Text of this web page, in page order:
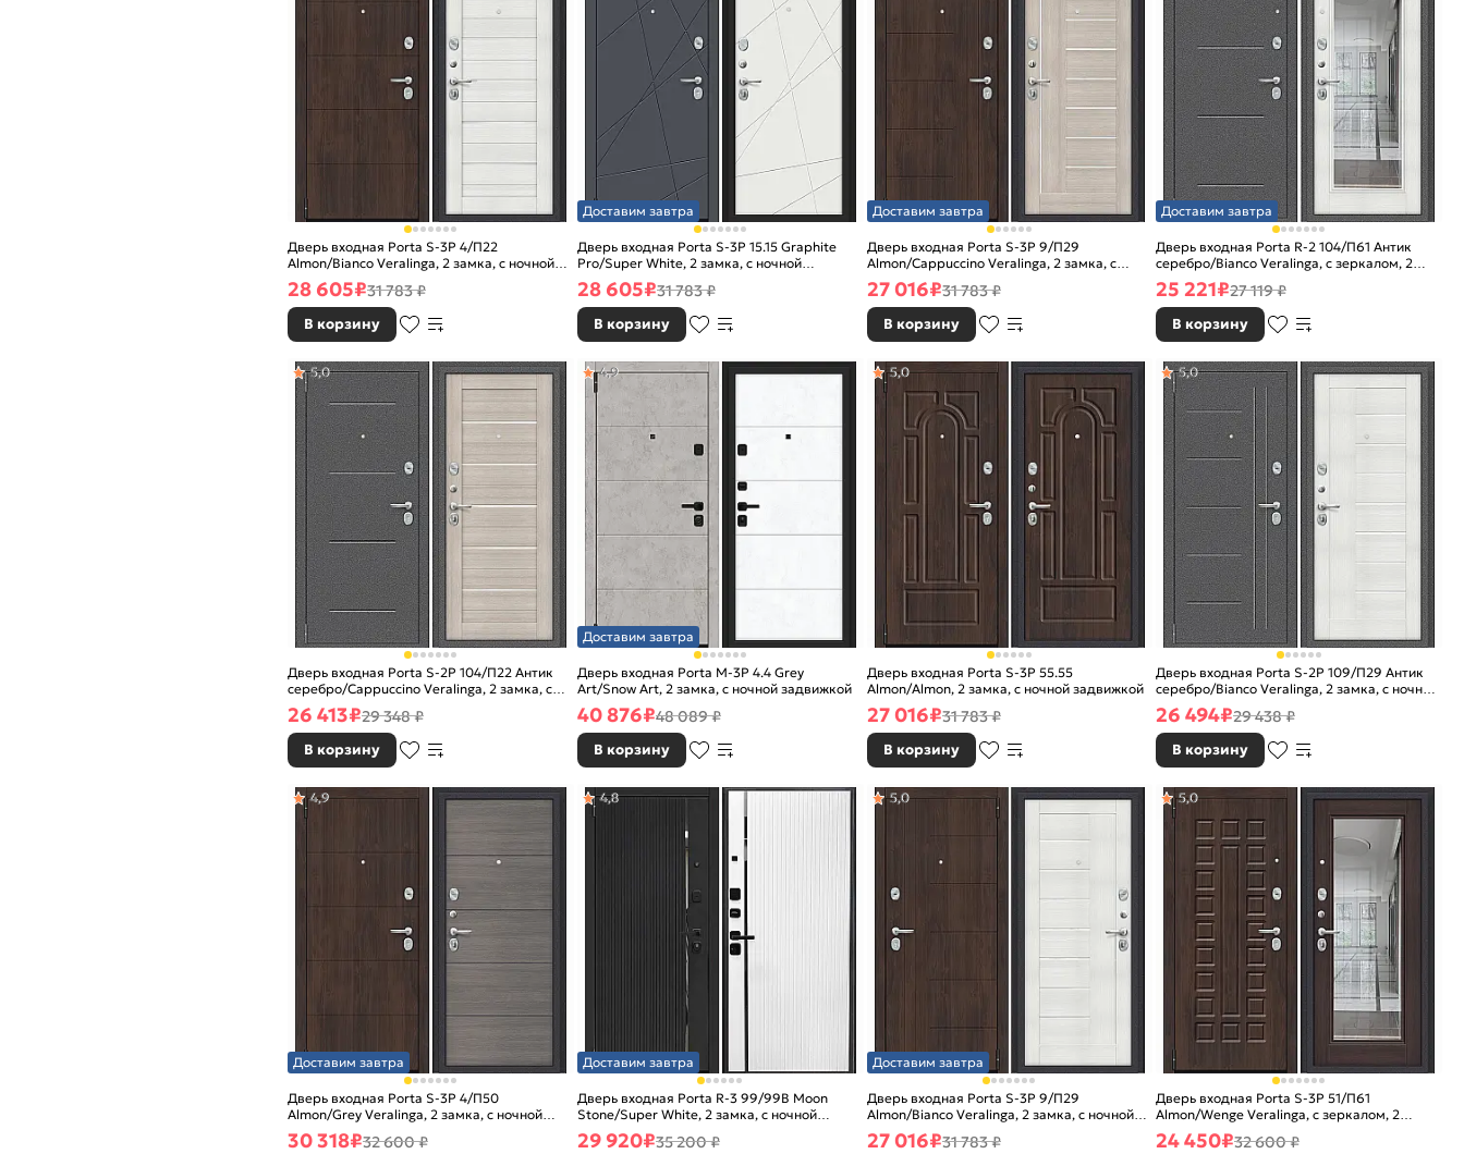
Дверь входная Porta S-3P 4/П22
Almon/Bianco Veralinga, 2 замка, с ночной
задвижкой
28 605₽31 783 ₽
В корзину
Доставим завтра
Дверь входная Porta S-3P 15.15 Graphite
Pro/Super White, 2 замка, с ночной
задвижкой
28 605₽31 783 ₽
В корзину
Доставим завтра
Дверь входная Porta S-3P 9/П29
Almon/Cappuccino Veralinga, 2 замка, с
ночной задвижкой
27 016₽31 783 ₽
В корзину
Доставим завтра
Дверь входная Porta R-2 104/П61 Антик
серебро/Bianco Veralinga, с зеркалом, 2
замка, с ночной задвижкой
25 221₽27 119 ₽
В корзину
Дверь входная Porta S-2P 104/П22 Антик
серебро/Cappuccino Veralinga, 2 замка, с
ночной задвижкой
5,0
26 413₽29 348 ₽
В корзину
Доставим завтра
Дверь входная Porta M-3P 4.4 Grey
Art/Snow Art, 2 замка, с ночной задвижкой
4,9
40 876₽48 089 ₽
В корзину
Дверь входная Porta S-3P 55.55
Almon/Almon, 2 замка, с ночной задвижкой
5,0
27 016₽31 783 ₽
В корзину
Дверь входная Porta S-2P 109/П29 Антик
серебро/Bianco Veralinga, 2 замка, с ночной
задвижкой
5,0
26 494₽29 438 ₽
В корзину
Доставим завтра
Дверь входная Porta S-3P 4/П50
Almon/Grey Veralinga, 2 замка, с ночной
задвижкой
4,9
30 318₽32 600 ₽
Доставим завтра
Дверь входная Porta R-3 99/99B Moon
Stone/Super White, 2 замка, с ночной
задвижкой
4,8
29 920₽35 200 ₽
Доставим завтра
Дверь входная Porta S-3P 9/П29
Almon/Bianco Veralinga, 2 замка, с ночной
задвижкой
5,0
27 016₽31 783 ₽
Дверь входная Porta S-3P 51/П61
Almon/Wenge Veralinga, с зеркалом, 2
замка, с ночной задвижкой
5,0
24 450₽32 600 ₽